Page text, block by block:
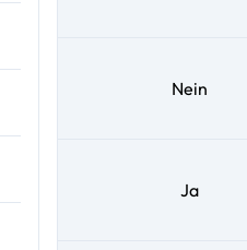
Nein
Ja